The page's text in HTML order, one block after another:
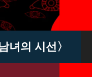
녀의 시선〉